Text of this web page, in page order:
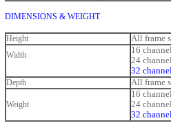
DIMENSIONS & WEIGHT
Height
All frame
Width
16
24
32
Depth
All frame
Weight
16
24
32